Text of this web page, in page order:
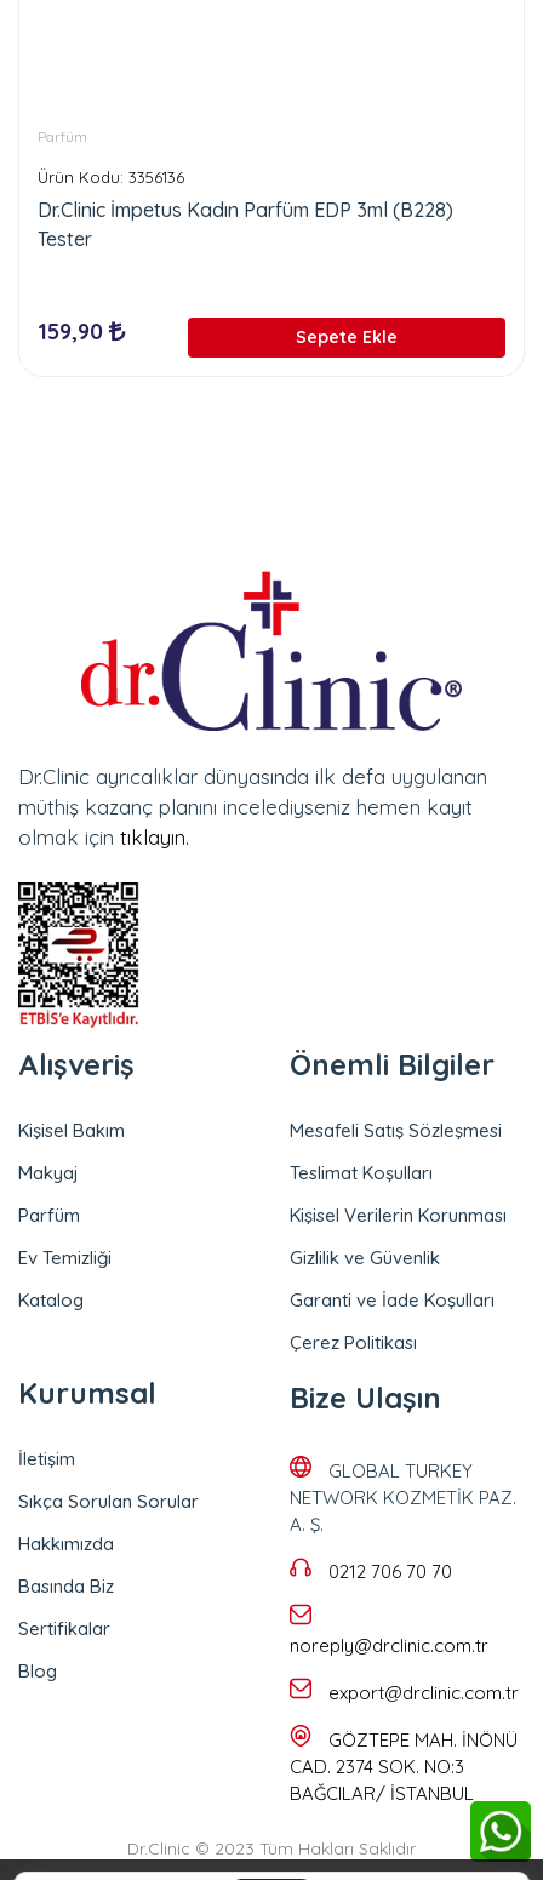
Parfüm
Ürün Kodu: 3356136
Dr.Clinic İmpetus Kadın Parfüm EDP 3ml (B228)
Tester
159,90 Sepete Ekle
Dr.Clinic ayrıcalıklar dünyasında ilk defa uygulanan
müthiş kazanç planını incelediyseniz hemen kayıt
olmak için tıklayın.
Alışveriş
Kişisel Bakım
Makyaj
Parfüm
Ev Temizliği
Katalog
Önemli Bilgiler
Mesafeli Satış Sözleşmesi
Teslimat Koşulları
Kişisel Verilerin Korunması
Gizlilik ve Güvenlik
Garanti ve İade Koşulları
Çerez Politikası
Kurumsal
İletişim
Sıkça Sorulan Sorular
Hakkımızda
Basında Biz
Sertifikalar
Blog
Bize Ulaşın
GLOBAL TURKEY
NETWORK KOZMETİK PAZ.
A. Ş.
0212 706 70 70
noreply@drclinic.com.tr
export@drclinic.com.tr
GÖZTEPE MAH. İNÖNÜ
CAD. 2374 SOK. NO:3
BAĞCILAR/ İSTANBUL
Dr.Clinic © 2023 Tüm Hakları Saklıdır